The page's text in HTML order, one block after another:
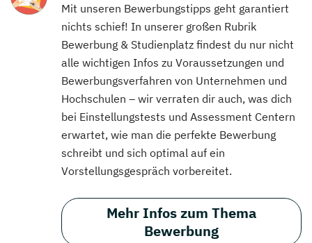
Mit unseren Bewerbungstipps geht garantiert
nichts schief! In unserer großen Rubrik
Bewerbung & Studienplatz findest du nur nicht
alle wichtigen Infos zu Voraussetzungen und
Bewerbungsverfahren von Unternehmen und
Hochschulen – wir verraten dir auch, was dich
bei Einstellungstests und Assessment Centern
erwartet, wie man die perfekte Bewerbung
schreibt und sich optimal auf ein
Vorstellungsgespräch vorbereitet.
Mehr Infos zum Thema
Bewerbung